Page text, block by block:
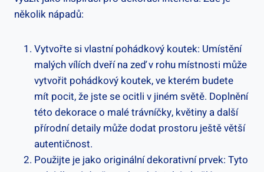
několik nápadů:
Vytvořte si vlastní pohádkový koutek: Umístění
malých vílích dveří na zeď v rohu místnosti může
vytvořit pohádkový koutek, ve kterém budete
mít pocit, že jste se ocitli v jiném světě. Doplnění
této dekorace o malé trávníčky, květiny a další
přírodní detaily může dodat prostoru ještě větší
autentičnost.
Použijte je jako originální dekorativní prvek: Tyto